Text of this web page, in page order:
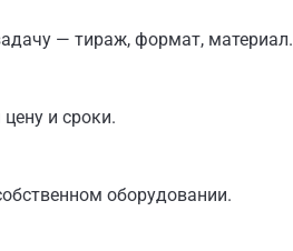
— тираж, формат, материал.
и сроки.
оборудовании.